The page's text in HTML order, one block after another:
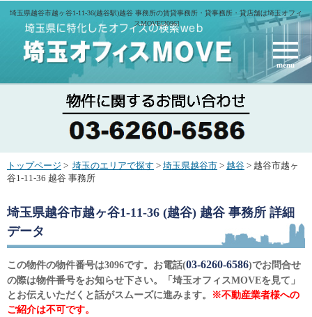
埼玉県越谷市越ヶ谷1-11-36(越谷駅)越谷 事務所の賃貸事務所・貸事務所・貸店舗は埼玉オフィ
スMOVE[3096]
menu
トップページ > 埼玉のエリアで探す > 埼玉県越谷市 > 越谷 > 越谷市越ヶ
谷1-11-36 越谷 事務所
埼玉県越谷市越ヶ谷1-11-36 (越谷) 越谷 事務所 詳細
データ
この物件の物件番号は3096です。お電話(03-6260-6586)でお問合せ
の際は物件番号をお知らせ下さい。「埼玉オフィスMOVEを見て」
とお伝えいただくと話がスムーズに進みます。
※不動産業者様への
ご紹介は不可です。